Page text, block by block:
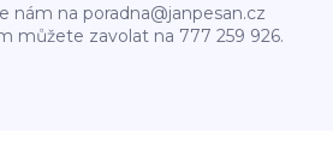
nám na poradna@janpesan.cz
můžete zavolat na 777 259 926.